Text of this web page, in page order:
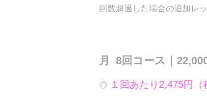
回数超過した場合の追加レ
月 8回コース｜
◎ １回あたり2,475円（